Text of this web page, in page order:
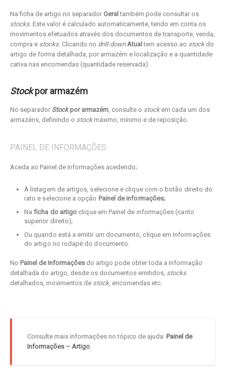
Na ficha de artigo no separador Geral também pode consultar os
stocks. Este valor é calculado automaticamente, tendo em conta os
movimentos efetuados através dos documentos de transporte, venda,
compra e stocks. Clicando no drill-down Atual tem acesso ao stockdo
artigo de forma detalhada, por armazém e localização e a quantidade
cativa nas encomendas (quantidade reservada).
Stockpor armazém
No separador Stockpor armazém, consulte o stockem cada um dos
armazéns, definindo o stockmáximo, mínimo e de reposição.
PAINEL DE INFORMAÇÕES
Aceda ao Painel de Informações acedendo;
À listagem de artigos, selecione e clique com o botão direito do
rato e selecione a opção Painel de informações;
Naficha do artigo clique em Painel de informações (canto
superior direito);
Ou quando está a emitir um documento, clique em Informações
do artigo no rodapé do documento.
No Painel de Informações do artigo pode obter toda a informação
detalhada do artigo, desde os documentos emitidos, stocks
detalhados, movimentos de stock, encomendas etc.
Consulte mais informações no tópico de ajuda: Painel de
Informações – Artigo.